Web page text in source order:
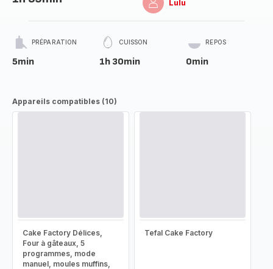
Lulu
PRÉPARATION
5min
CUISSON
1h 30min
REPOS
0min
Appareils compatibles (10)
Cake Factory Délices,
Four à gâteaux, 5
programmes, mode
manuel, moules muffins,
Tefal Cake Factory